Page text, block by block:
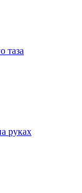
таза
руках